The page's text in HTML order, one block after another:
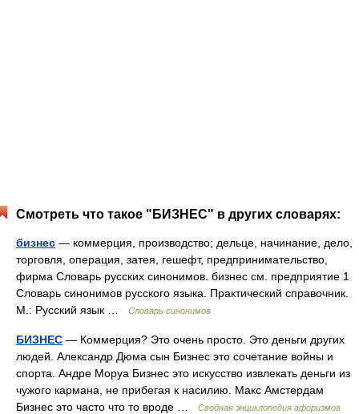
Смотреть что такое "БИЗНЕС" в других словарях:
бизнес — коммерция, производство; дельце, начинание, дело,
торговля, операция, затея, гешефт, предпринимательство,
фирма Словарь русских синонимов. бизнес см. предприятие 1
Словарь синонимов русского языка. Практический справочник.
М.: Русский язык …
Словарь синонимов
БИЗНЕС — Коммерция? Это очень просто. Это деньги других
людей. Александр Дюма сын Бизнес это сочетание войны и
спорта. Андре Моруа Бизнес это искусство извлекать деньги из
чужого кармана, не прибегая к насилию. Макс Амстердам
Бизнес это часто что то вроде …
Сводная энциклопедия афоризмов